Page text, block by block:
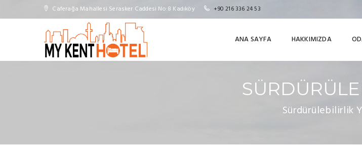
Caferağa Mahallesi Serasker Caddesi No:8 Kadıköy +90 216 336 24 53
ANA SAYFA HAKKIMIZDA
Sürdürülebilirlik